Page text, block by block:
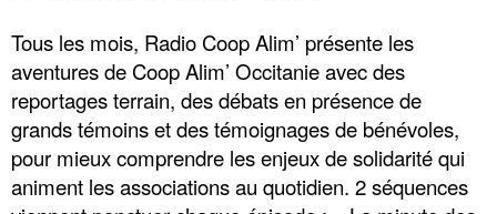
Tous les mois, Radio Coop Alim’ présente les
aventures de Coop Alim’ Occitanie avec des
reportages terrain, des débats en présence de
grands témoins et des témoignages de bénévoles,
pour mieux comprendre les enjeux de solidarité qui
animent les associations au quotidien. 2 séquences